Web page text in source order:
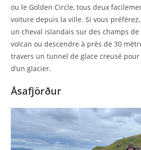
ou le Golden Circle, tous deux
voiture depuis la ville. Si vous
un cheval islandais sur des champs
volcan ou descendre à près de 30
travers un tunnel de glace creusé
d’un glacier.
Åsafjörður